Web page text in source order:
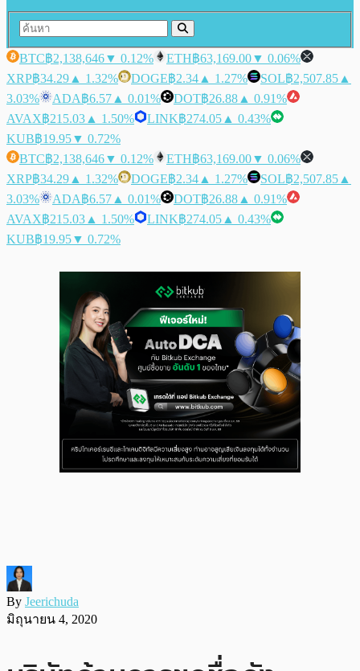
BTC฿2,138,646▼ 0.12% ETH฿63,169.00▼ 0.06%
XRP฿34.29 ▲ 1.32% DOGE฿2.34 ▲ 1.27% SOL฿2,507.85 ▲
3.03%
ADA฿6.57 ▲ 0.01% DOT฿26.88 ▲ 0.91%
AVAX฿215.03 ▲ 1.50% LINK฿274.05 ▲ 0.43%
KUB฿19.95▼ 0.72%
BTC฿2,138,646▼ 0.12% ETH฿63,169.00▼ 0.06%
XRP฿34.29 ▲ 1.32% DOGE฿2.34 ▲ 1.27% SOL฿2,507.85 ▲
3.03%
ADA฿6.57 ▲ 0.01% DOT฿26.88 ▲ 0.91%
AVAX฿215.03 ▲ 1.50% LINK฿274.05 ▲ 0.43%
KUB฿19.95▼ 0.72%
By Jeerichuda
มิถุนายน 4, 2020